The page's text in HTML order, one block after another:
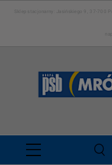
Sklep stacjonarny: Jasińskiego 9, 37-